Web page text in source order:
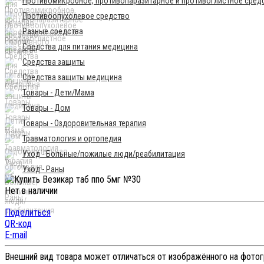
Противоопухолевое средство
Разные средства
Средства для питания медицина
Средства защиты
Средства защиты медицина
Товары - Дети/Мама
Товары - Дом
Товары - Оздоровительная терапия
Травматология и ортопедия
Уход - Больные/пожилые люди/реабилитация
Уход - Раны
Нет в наличии
Поделиться
QR-код
E-mail
Внешний вид товара может отличаться от изображённого на